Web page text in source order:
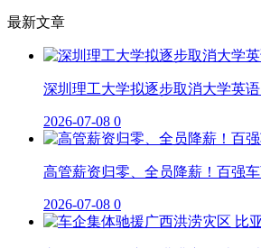
最新文章
深圳理工大学拟逐步取消大学英
2026-07-08 0
高管薪资归零、全员降薪！百强
2026-07-08 0